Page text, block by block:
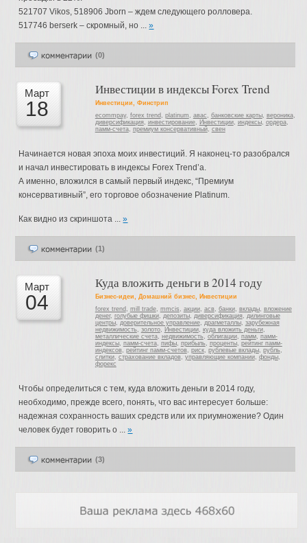
521707 Vikos, 518906 Jborn – ждем следующего ролловера.
517746 berserk – скромный, но ...»
(0)
Март
18
Инвестиции в индексы Forex Trend
Инвестиции, Финстрип
ecommpay, forex trend , platinum , авас , банковские карты, вероника,
диверсификация, инвестирование, Инвестиции, индексы, ордера,
памм-счета, премиум консервативный, свен
Начинается новая эпоха моих инвестиций. Я наконец-то разобрался
и начал инвестировать в индексы Forex Trend’а.
А именно, вложился в самый первый индекс, “Премиум
консервативный”, его торговое обозначение Platinum.
Как видно из скриншота ...»
(1)
Март
04
Куда вложить деньги в 2014 году
Бизнес-идеи, Домашний бизнес, Инвестиции
forex trend , mill trade, mmcis , акции, асв, банки, вклады, вложение
денег, голубые фишки, депозиты, диверсификация, дилинговые
центры, доверительное управление, драгметаллы, зарубежная
недвижимость, золото, Инвестиции, куда вложить деньги,
металлические счета, недвижимость, облигации, памм, памм-
индексы, памм-счета, пифы, прибыль, проценты, рейтинг памм-
индексов, рейтинг памм-счетов, риск, рублевые вклады, рубль,
слитки, страхование вкладов, управляющие компании, фонды,
форекс
Чтобы определиться с тем, куда вложить деньги в 2014 году,
необходимо, прежде всего, понять, что вас интересует больше:
надежная сохранность ваших средств или их приумножение? Один
человек будет говорить о ...»
(3)